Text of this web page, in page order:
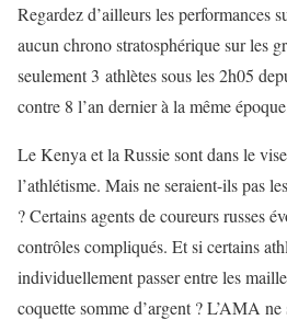
Regardez d’ailleurs les performances
aucun chrono stratosphérique sur les
seulement 3 athlètes sous les 2h05
contre 8 l’an dernier à la même
Le Kenya et la Russie sont dans le
l’athlétisme. Mais ne seraient-ils pas
? Certains agents de coureurs russes
contrôles compliqués. Et si certains
individuellement passer entre les
coquette somme d’argent ? L’AMA ne